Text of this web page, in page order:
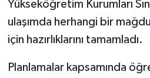
Yükseköğretim Kurumları
ulaşımda herhangi bir
için hazırlıklarını tamamladı.
Planlamalar kapsamında